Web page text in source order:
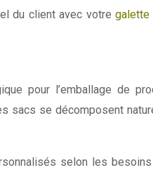
du client avec votre
pour l’emballage de
se décomposent
selon les